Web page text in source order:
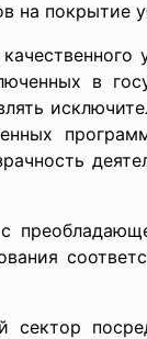
на покрытие
в
сектор